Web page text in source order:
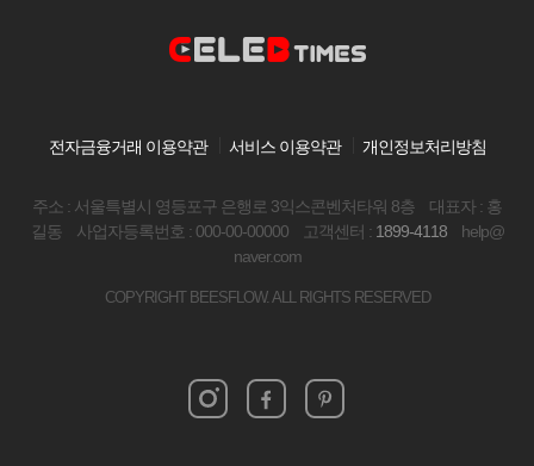
전자금융거래 이용약관 서비스 이용약관 개인정보처리방침
주소 : 서울특별시 영등포구 은행로 3익스콘벤처타워 8층
대표자 : 홍
길동
사업자등록번호 : 000-00-00000 고객센터 : 1899-4118
help@
naver.com
COPYRIGHT BEESFLOW. ALL RIGHTS RESERVED